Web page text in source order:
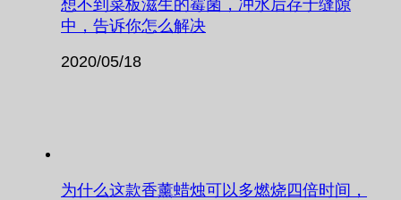
想不到菜板滋生的霉菌，冲水后存于缝隙
中，告诉你怎么解决
2020/05/18
为什么这款香薰蜡烛可以多燃烧四倍时间，